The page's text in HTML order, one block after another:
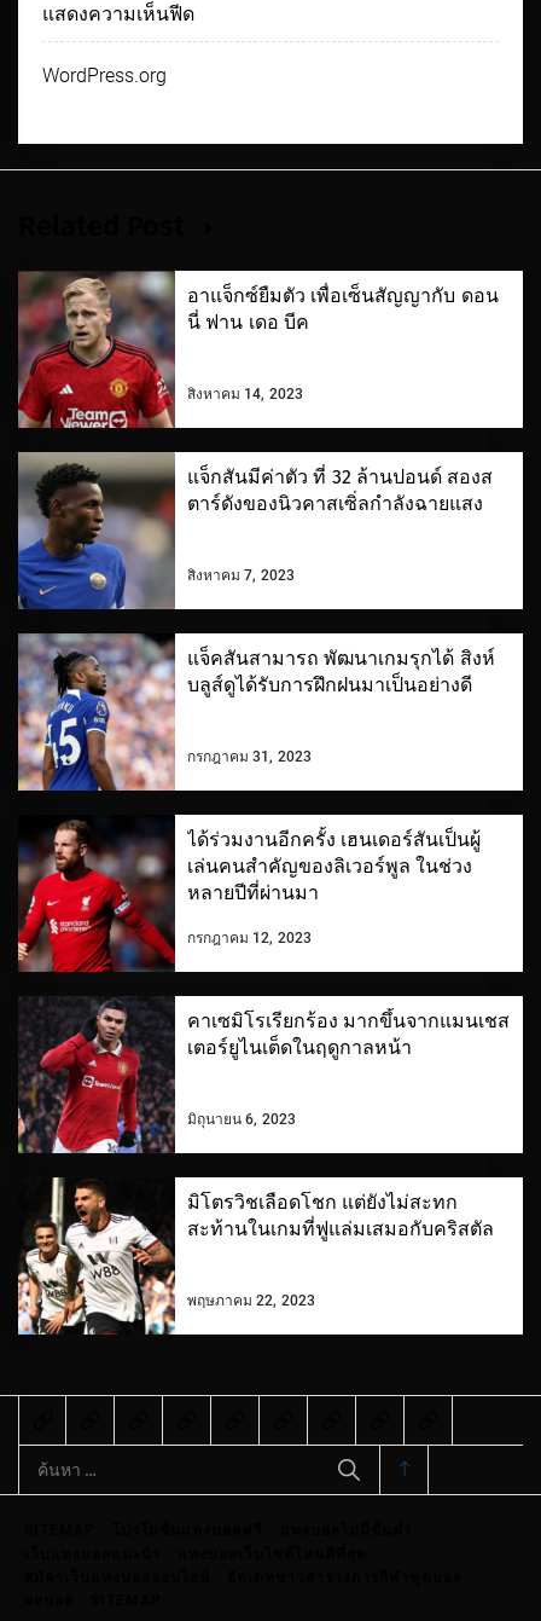
แสดงความเห็นฟีด
WordPress.org
อาแจ็กซ์ยืมตัว เพื่อเซ็นสัญญากับ ดอน
นี่ ฟาน เดอ บีค
สิงหาคม 14, 2023
แจ็กสันมีค่าตัว ที่ 32 ล้านปอนด์ สองส
ตาร์ดังของนิวคาสเซิ่ลกำลังฉายแสง
สิงหาคม 7, 2023
แจ็คสันสามารถ พัฒนาเกมรุกได้ สิงห์
บลูส์ดูได้รับการฝึกฝนมาเป็นอย่างดี
กรกฎาคม 31, 2023
ได้ร่วมงานอีกครั้ง เฮนเดอร์สันเป็นผู้
เล่นคนสำคัญของลิเวอร์พูล ในช่วง
หลายปีที่ผ่านมา
กรกฎาคม 12, 2023
คาเซมิโรเรียกร้อง มากขึ้นจากแมนเชส
เตอร์ยูไนเต็ดในฤดูกาลหน้า
มิถุนายน 6, 2023
มิโตรวิชเลือดโชก แต่ยังไม่สะทก
สะท้านในเกมที่ฟูแล่มเสมอกับคริสตัล
พฤษภาคม 22, 2023
ค้นหา
สำหรับ: